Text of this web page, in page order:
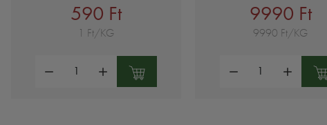
590 Ft
1 Ft/KG
9990 Ft
9990 Ft/KG